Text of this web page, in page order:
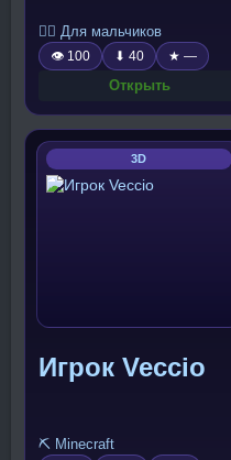
🧍‍♂️ Для мальчиков
👁 100 ⬇ 40 ★ —
Открыть
3D
Игрок Veccio
⛏️ Minecraft